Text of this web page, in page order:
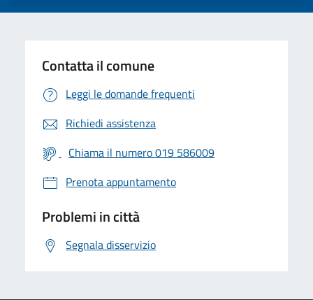
Contatta il comune
Leggi le domande frequenti
Richiedi assistenza
Chiama il numero 019 586009
Prenota appuntamento
Problemi in città
Segnala disservizio